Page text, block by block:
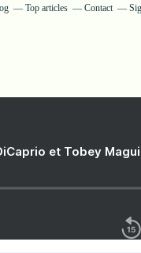
Top articles Contact
et Tobey